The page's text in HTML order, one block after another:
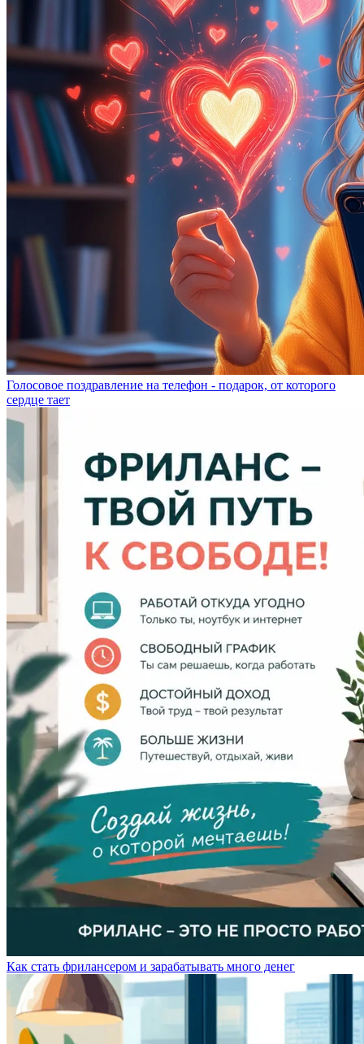
Голосовое поздравление на телефон - подарок, от которого
сердце тает
Как стать фрилансером и зарабатывать много денег